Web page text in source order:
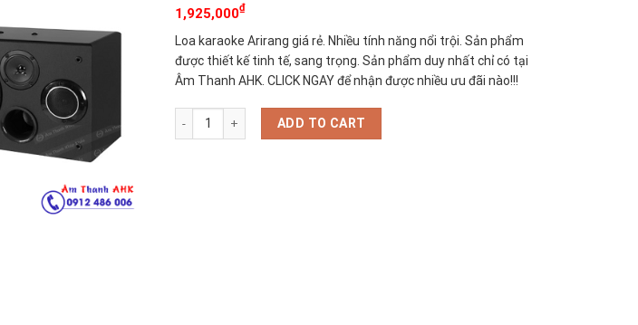
1,925,000₫
Loa karaoke Arirang giá rẻ. Nhiều tính năng nổi trội. Sản phẩm
được thiết kế tinh tế, sang trọng. Sản phẩm duy nhất chỉ có tại
Âm Thanh AHK. CLICK NGAY để nhận được nhiều ưu đãi nào!!!
Loa karaoke Arirang Jant II quantity
ADD TO CART